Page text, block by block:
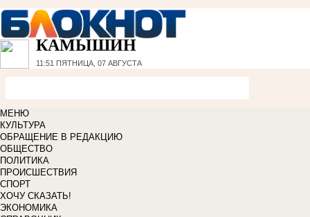
КАМЫШИН
11:51 ПЯТНИЦА, 07 АВГУСТА
МЕНЮ
КУЛЬТУРА
ОБРАЩЕНИЕ В РЕДАКЦИЮ
ОБЩЕСТВО
ПОЛИТИКА
ПРОИСШЕСТВИЯ
СПОРТ
ХОЧУ СКАЗАТЬ!
ЭКОНОМИКА